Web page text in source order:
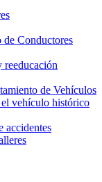
de Conductores
reeducación
de Vehículos
vehículo histórico
accidentes